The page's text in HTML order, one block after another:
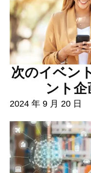
次のイベン
ント
2024 年 9 月 20 日